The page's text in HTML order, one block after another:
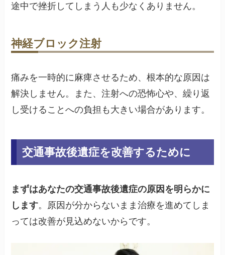
途中で挫折してしまう人も少なくありません。
神経ブロック注射
痛みを一時的に麻痺させるため、根本的な原因は
解決しません。また、注射への恐怖心や、繰り返
し受けることへの負担も大きい場合があります。
交通事故後遺症を改善するために
まずはあなたの交通事故後遺症の原因を明らかに
します。原因が分からないまま治療を進めてしま
っては改善が見込めないからです。